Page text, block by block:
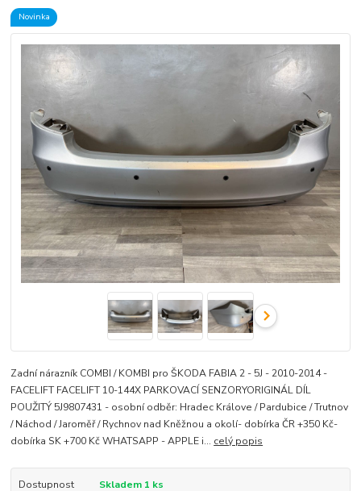
Novinka
Zadní nárazník COMBI / KOMBI pro ŠKODA FABIA 2 - 5J - 2010-2014 -
FACELIFT FACELIFT 10-144X PARKOVACÍ SENZORYORIGINÁL DÍL
POUŽITÝ 5J9807431 - osobní odběr: Hradec Králove / Pardubice / Trutnov
/ Náchod / Jaroměř / Rychnov nad Kněžnou a okolí- dobírka ČR +350 Kč-
dobírka SK +700 Kč WHATSAPP - APPLE i... celý popis
Dostupnost Skladem 1 ks